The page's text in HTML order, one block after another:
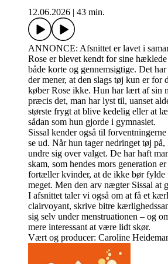
12.06.2026
43 min.
ANNONCE: Afsnittet er lavet i
Rose er blevet kendt for sine
både korte og gennemsigtige. Det
der mener, at den slags tøj kun er for
køber Rose ikke. Hun har lært af sin
præcis det, man har lyst til, uanset
største frygt at blive kedelig eller at
sådan som hun gjorde i gymnasiet.
Sissal kender også til
se ud. Når hun tager nedringet tøj på,
undre sig over valget. De har haft
skam, som hendes mors generation
fortæller kvinder, at de ikke bør fylde
meget. Men den arv nægter Sissal at
I afsnittet taler vi også om at få et
clairvoyant, skrive bitre
sig selv under menstruationen – og
mere interessant at være lidt skør.
Vært og producer: Caroline